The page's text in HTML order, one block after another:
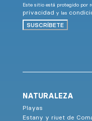
Este sitio está protegido por
privacidad y las
SUSCRÍBETE
NATURALEZA
Playas
Estany y riuet de